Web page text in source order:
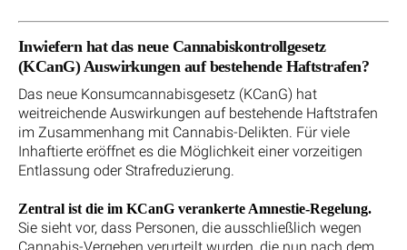
Inwiefern hat das neue Cannabiskontrollgesetz
(KCanG) Auswirkungen auf bestehende Haftstrafen?
Das neue Konsumcannabisgesetz (KCanG) hat
weitreichende Auswirkungen auf bestehende Haftstrafen
im Zusammenhang mit Cannabis-Delikten. Für viele
Inhaftierte eröffnet es die Möglichkeit einer vorzeitigen
Entlassung oder Strafreduzierung.
Zentral ist die im KCanG verankerte Amnestie-Regelung.
Sie sieht vor, dass Personen, die ausschließlich wegen